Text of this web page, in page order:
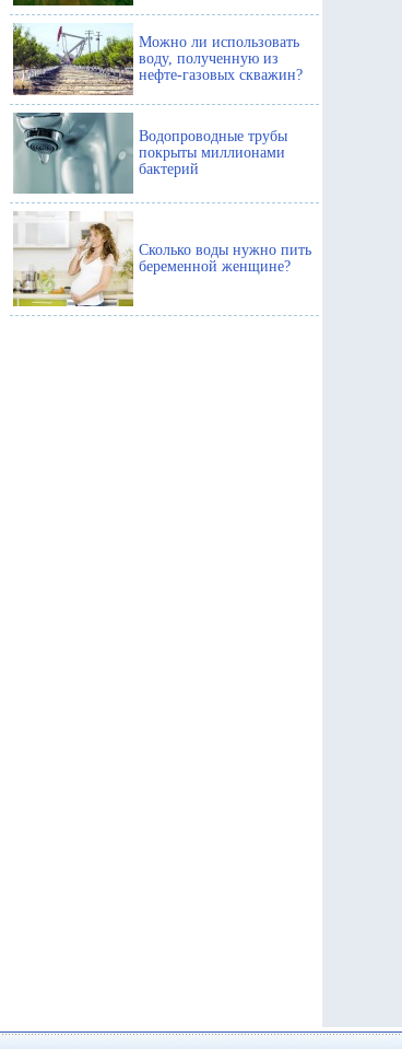
Можно ли использовать
воду, полученную из
нефте-газовых скважин?
Водопроводные трубы
покрыты миллионами
бактерий
Сколько воды нужно пить
беременной женщине?